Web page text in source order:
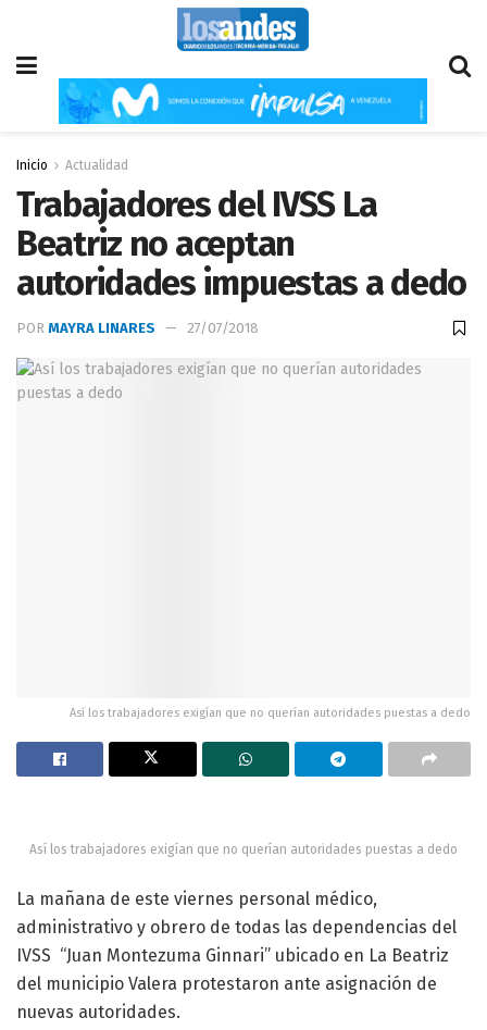
Inicio Actualidad
Trabajadores del IVSS La
Beatriz no aceptan
autoridades impuestas a dedo
POR MAYRA LINARES 27/07/2018
Así los trabajadores exigían que no querían autoridades puestas a dedo
Así los trabajadores exigían que no querían autoridades puestas a dedo
La mañana de este viernes personal médico,
administrativo y obrero de todas las dependencias del
IVSS “Juan Montezuma Ginnari” ubicado en La Beatriz
del municipio Valera protestaron ante asignación de
nuevas autoridades.